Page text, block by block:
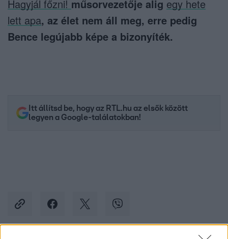
Hagyjál főzni! műsorvezetője alig egy hete
lett apa, az élet nem áll meg, erre pedig
Bence legújabb képe a bizonyíték.
Itt állítsd be, hogy az RTL.hu az elsők között
legyen a Google-találatokban!